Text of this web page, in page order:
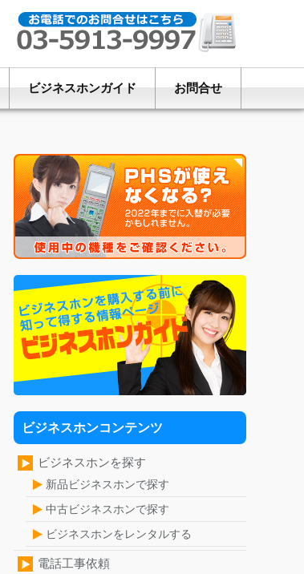
ビジネスホンガイド お問合せ
ビジネスホンコンテンツ
ビジネスホンを探す
新品ビジネスホンで探す
中古ビジネスホンで探す
ビジネスホンをレンタルする
電話工事依頼